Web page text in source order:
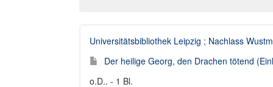
Universitätsbibliothek Leipzig ; Nachlass
Der heilige Georg, den Drachen tötend
o.D.. - 1 Bl.